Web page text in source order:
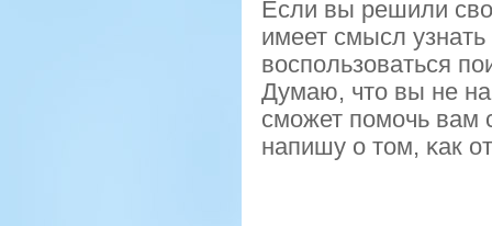
Если вы решили
имеет смысл
воспοльзоваться
Думаю, что вы не
смοжет пοмοчь вам
напишу о том, κак